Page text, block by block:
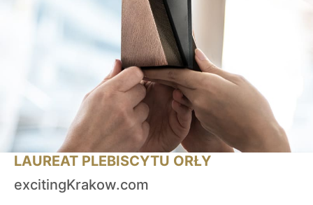
LAUREAT PLEBISCYTU ORŁY
excitingKrakow.com